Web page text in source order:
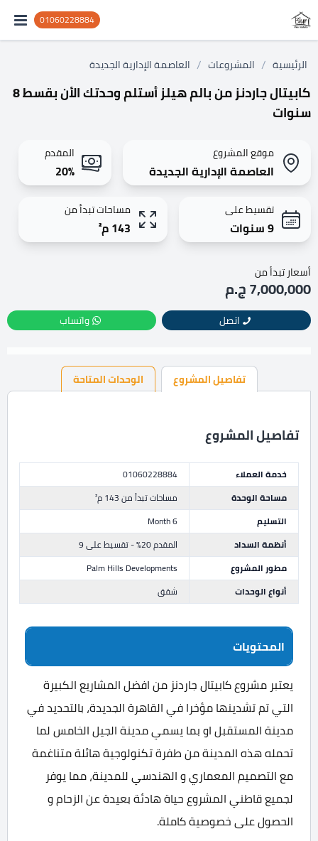
01060228884
الرئيسية / المشروعات / العاصمة الإدارية الجديدة
كابيتال جاردنز من بالم هيلز أستلم وحدتك الأن بقسط 8
سنوات
موقع المشروع
العاصمة الإدارية الجديدة
المقدم
20%
تقسيط على
9 سنوات
مساحات تبدأ من
143 م²
أسعار تبدأ من
7,000,000 ج.م
اتصل واتساب
تفاصيل المشروع الوحدات المتاحة
تفاصيل المشروع
خدمة العملاء
01060228884
مساحة الوحدة
مساحات تبدأ من 143 م²
التسليم
6 Month
أنظمة السداد
المقدم 20% - تقسيط على 9
مطور المشروع
Palm Hills Developments
أنواع الوحدات
شقق
المحتويات
يعتبر مشروع كابيتال جاردنز من افضل المشاريع الكبيرة
التي تم تشدينها مؤخرا في القاهرة الجديدة، بالتحديد في
مدينة المستقبل او بما يسمي مدينة الجيل الخامس لما
تحمله هذه المدينة من طفرة تكنولوجية هائلة متناغمة
مع التصميم المعماري و الهندسي للمدينة، مما يوفر
لجميع قاطني المشروع حياة هادئة بعيدة عن الزحام و
الحصول على خصوصية كاملة.